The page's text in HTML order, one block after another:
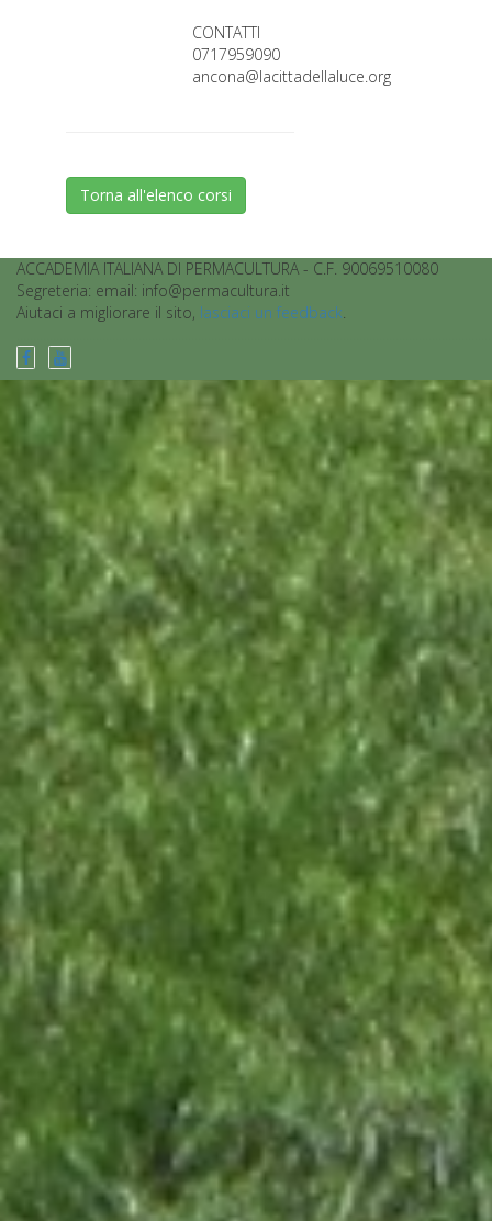
CONTATTI
0717959090
ancona@lacittadellaluce.org
Torna all'elenco corsi
ACCADEMIA ITALIANA DI PERMACULTURA - C.F. 90069510080
Segreteria: email: info@permacultura.it
Aiutaci a migliorare il sito, lasciaci un feedback.